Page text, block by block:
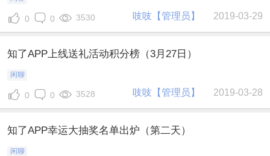
0 0 3530 吱吱【管理员】 2019-03-29
知了APP上线送礼活动积分榜（3月27日）
闲聊
0 0 3528 吱吱【管理员】 2019-03-28
知了APP幸运大抽奖名单出炉（第二天）
闲聊